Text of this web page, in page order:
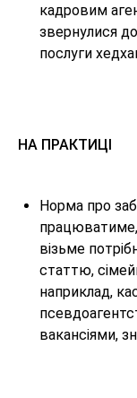
кадровим
звернулися
послуги
НА ПРАКТИЦІ
Норма про
візьме
статтю,
наприклад,
вакансіями,